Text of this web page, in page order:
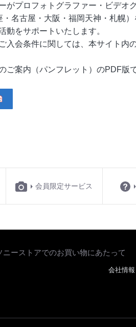
がプロフォトグラファー・ビデ
名古屋・大阪・福岡天神・札幌
動をサポートいたします。
会条件に関しては、本サイト内
ご案内（パンフレット）のPDF版
会員限定サービス
ニーストアでのお買い物にあたって
会社情報